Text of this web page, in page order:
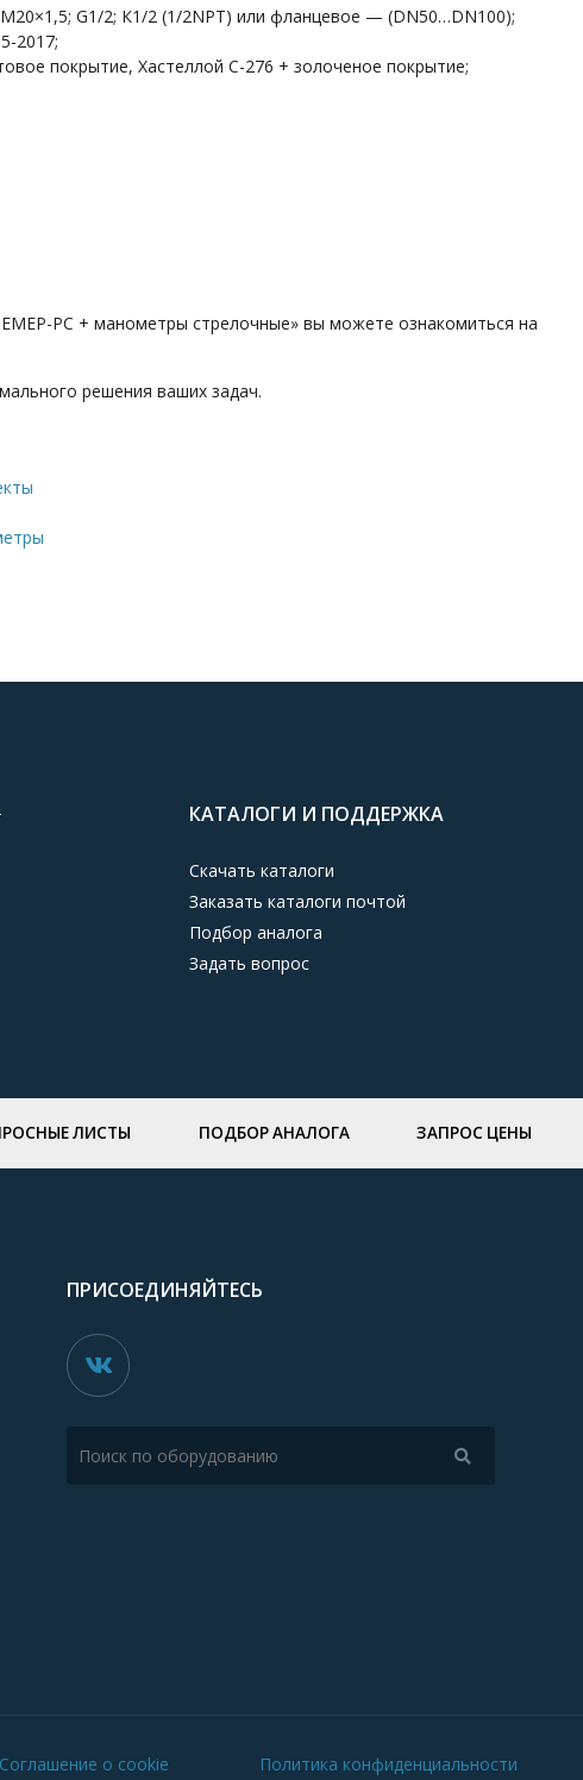
G1/2; К1/2 (1/2NPT) или фланцевое — (DN50…DN100);
2017;
покрытие, Хастеллой С-276 + золоченое покрытие;
РС + манометры стрелочные» вы можете ознакомиться на
решения ваших задач.
КАТАЛОГИ И ПОДДЕРЖКА
Скачать каталоги
Заказать каталоги почтой
Подбор аналога
Задать вопрос
ЛИСТЫ ПОДБОР АНАЛОГА ЗАПРОС ЦЕНЫ
ПРИСОЕДИНЯЙТЕСЬ
Соглашение о cookie Политика конфиденциальности